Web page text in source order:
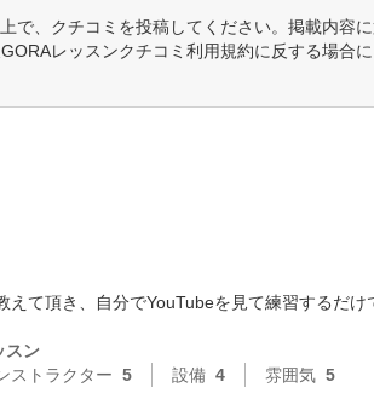
で、クチコミを投稿してください。掲載内容
レッスンクチコミ利用規約に反する場合
て頂き、自分でYouTubeを見て練習するだ
スン
ストラクター 5 設備 4 雰囲気 5